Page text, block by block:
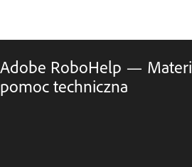
Adobe RoboHelp —
pomoc techniczna